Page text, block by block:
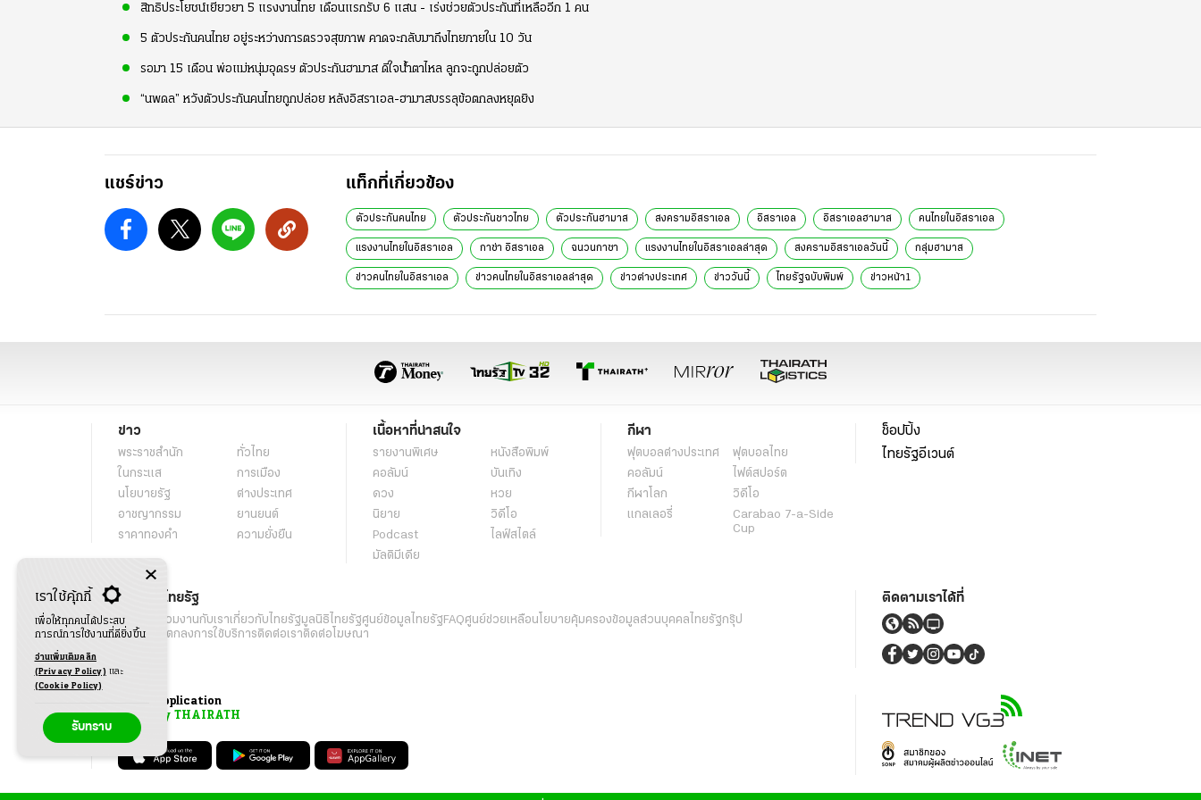
สิทธิประโยชน์เยียวยา 5 แรงงานไทย เดือนแรกรับ 6 แสน - เร่งช่วยตัวประกันที่เหลืออีก 1 คน
5 ตัวประกันคนไทย อยู่ระหว่างการตรวจสุขภาพ คาดจะกลับมาถึงไทยภายใน 10 วัน
รอมา 15 เดือน พ่อแม่หนุ่มอุดรฯ ตัวประกันฮามาส ดีใจน้ำตาไหล ลูกจะถูกปล่อยตัว
“นพดล” หวังตัวประกันคนไทยถูกปล่อย หลังอิสราเอล-ฮามาสบรรลุข้อตกลงหยุดยิง
แชร์ข่าว แท็กที่เกี่ยวข้อง
ตัวประกันคนไทย ตัวประกันชาวไทย ตัวประกันฮามาส สงครามอิสราเอล อิสราเอล อิสราเอลฮามาส คนไทยในอิสราเอล
แรงงานไทยในอิสราเอล กาซ่า อิสราเอล ฉนวนกาซา แรงงานไทยในอิสราเอลล่าสุด สงครามอิสราเอลวันนี้ กลุ่มฮามาส
ข่าวคนไทยในอิสราเอล ข่าวคนไทยในอิสราเอลล่าสุด ข่าวต่างประเทศ ข่าววันนี้ ไทยรัฐฉบับพิมพ์ ข่าวหน้า1
ข่าว
พระราชสำนัก
ทั่วไทย
ในกระแส
การเมือง
นโยบายรัฐ
ต่างประเทศ
อาชญากรรม
ยานยนต์
ราคาทองคำ
ความยั่งยืน
เนื้อหาที่น่าสนใจ
รายงานพิเศษ
หนังสือพิมพ์
คอลัมน์
บันเทิง
ดวง
หวย
นิยาย
วิดีโอ
Podcast
ไลฟ์สไตล์
มัลติมีเดีย
กีฬา
ฟุตบอลต่่างประเทศ
ฟุตบอลไทย
คอลัมน์
ไฟต์สปอร์ต
กีฬาโลก
วิดีโอ
แกลเลอรี่
Carabao 7-a-Side
Cup
ช็อปปิ้ง
ไทยรัฐอีเวนต์
เกี่ยวกับไทยรัฐ
กิจกรรม ร่วมงานกับเราเกี่ยวกับไทยรัฐมูลนิธิไทยรัฐศูนย์ข้อมูลไทยรัฐFAQศูนย์ช่วยเหลือนโยบายคุ้มครองข้อมูลส่วนบุคคลไทยรัฐกรุ๊ป
เงื่อนไขข้อตกลงการใช้บริการติดต่อเราติดต่อโฆษณา
ติดตามเราได้ที่
Application
My THAIRATH
เราใช้คุ้กกี้
เพื่อให้ทุกคนได้ประสบ
การณ์การใช้งานที่ดียิ่งขึ้น
อ่านเพิ่มเติมคลิก
(Privacy Policy) และ
(Cookie Policy)
รับทราบ